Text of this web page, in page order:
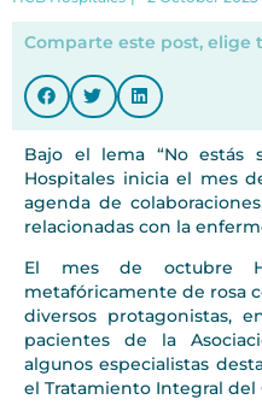
Comparte este post, elige
Bajo el lema “No estás
Hospitales inicia el mes
agenda de
relacionadas con la
El mes de octubre
metafóricamente de rosa
diversos protagonistas,
pacientes de la
algunos especialistas
el Tratamiento Integral del